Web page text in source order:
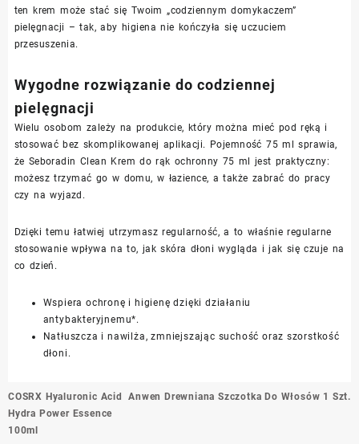
ten krem może stać się Twoim „codziennym domykaczem”
pielęgnacji – tak, aby higiena nie kończyła się uczuciem
przesuszenia.
Wygodne rozwiązanie do codziennej
pielęgnacji
Wielu osobom zależy na produkcie, który można mieć pod ręką i
stosować bez skomplikowanej aplikacji. Pojemność 75 ml sprawia,
że Seboradin Clean Krem do rąk ochronny 75 ml jest praktyczny:
możesz trzymać go w domu, w łazience, a także zabrać do pracy
czy na wyjazd.
Dzięki temu łatwiej utrzymasz regularność, a to właśnie regularne
stosowanie wpływa na to, jak skóra dłoni wygląda i jak się czuje na
co dzień.
Wspiera ochronę i higienę dzięki działaniu
antybakteryjnemu*.
Natłuszcza i nawilża, zmniejszając suchość oraz szorstkość
dłoni.
Nawigacja
wpisu
COSRX Hyaluronic Acid
Hydra Power Essence
100ml
Anwen Drewniana Szczotka Do Włosów 1 Szt.